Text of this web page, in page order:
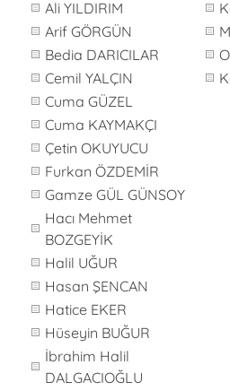
Ali YILDIRIM
Arif GÖRGÜN
Bedia DARICILAR
Cemil YALÇIN
Cuma GÜZEL
Cuma KAYMAKÇI
Çetin OKUYUCU
Furkan ÖZDEMİR
Gamze GÜL GÜNSOY
Hacı Mehmet
BOZGEYİK
Halil UĞUR
Hasan ŞENCAN
Hatice EKER
Hüseyin BUĞUR
İbrahim Halil
DALGACIOĞLU